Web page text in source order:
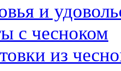
и
с чесноком
из